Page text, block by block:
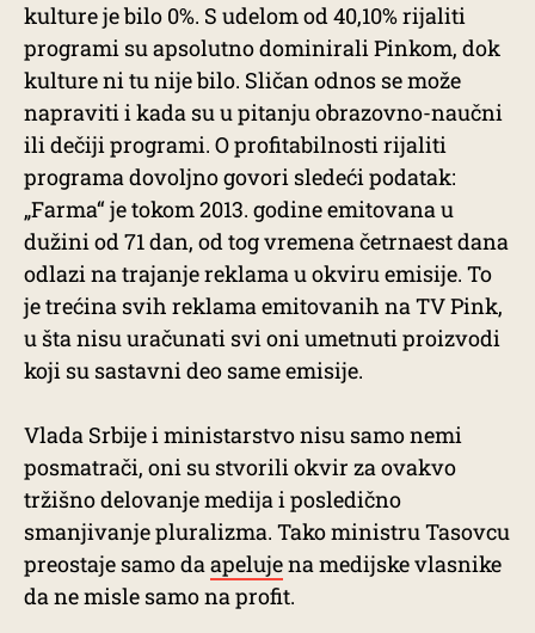
kulture je bilo 0%. S udelom od 40,10% rijaliti
programi su apsolutno dominirali Pinkom, dok
kulture ni tu nije bilo. Sličan odnos se može
napraviti i kada su u pitanju obrazovno-naučni
ili dečiji programi. O profitabilnosti rijaliti
programa dovoljno govori sledeći podatak:
„Farma“ je tokom 2013. godine emitovana u
dužini od 71 dan, od tog vremena četrnaest dana
odlazi na trajanje reklama u okviru emisije. To
je trećina svih reklama emitovanih na TV Pink,
u šta nisu uračunati svi oni umetnuti proizvodi
koji su sastavni deo same emisije.
Vlada Srbije i ministarstvo nisu samo nemi
posmatrači, oni su stvorili okvir za ovakvo
tržišno delovanje medija i posledično
smanjivanje pluralizma. Tako ministru Tasovcu
preostaje samo daapelujena medijske vlasnike
da ne misle samo na profit.